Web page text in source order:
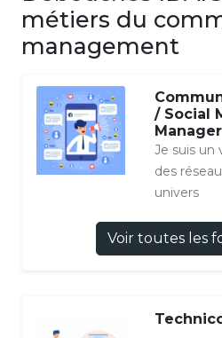
métiers du
management
/ Social
Manager
Je suis un
des
univers
Voir toutes les